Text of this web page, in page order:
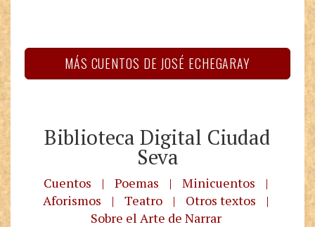
MÁS CUENTOS DE JOSÉ ECHEGARAY
Biblioteca Digital Ciudad
Seva
Cuentos | Poemas | Minicuentos
|
Aforismos
| Teatro | Otros textos
|
Sobre el Arte de Narrar